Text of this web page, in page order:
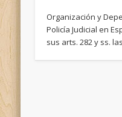
Organización y
Policía Judicial en
sus arts. 282 y ss.